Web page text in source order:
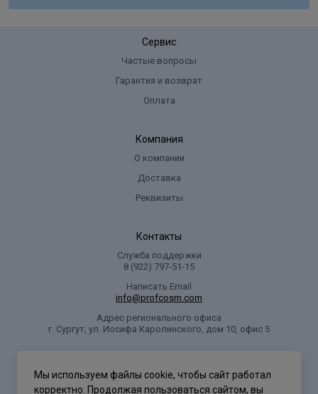
Сервис
Частые вопросы
Гарантия и возврат
Оплата
Компания
О компании
Доставка
Реквизиты
Контакты
Служба поддержки
8 (922) 797‑51-15
Написать Email
info@profcosm.com
Адрес регионального офиса
г. Сургут, ул. Иосифа Каролинского, дом 10, офис 5
Мы используем файлы cookie, чтобы сайт работал
корректно. Продолжая пользоваться сайтом, вы